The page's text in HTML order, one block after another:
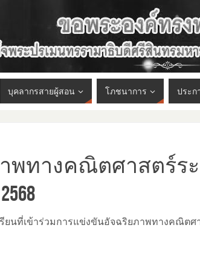
บุคลากรสายผู้สอน โภชนาการ ประก
าพทางคณิตศาสตร์
ยนที่เข้าร่วมการแข่งขันอัจฉริยภาพทางคณิต